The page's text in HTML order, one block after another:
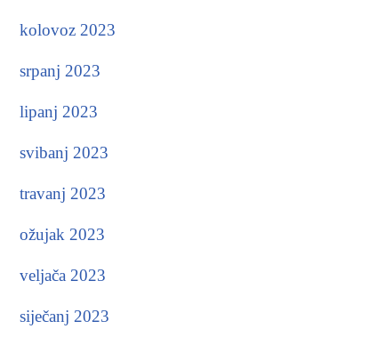
kolovoz 2023
srpanj 2023
lipanj 2023
svibanj 2023
travanj 2023
ožujak 2023
veljača 2023
siječanj 2023